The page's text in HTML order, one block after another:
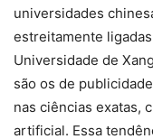
universidades
estreitamente
Universidade de
são os de
nas ciências exatas,
artificial. Essa